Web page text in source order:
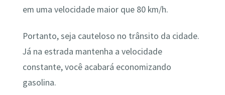
em uma velocidade maior que 80 km/h.
Portanto, seja cauteloso no trânsito da cidade.
Já na estrada mantenha a velocidade
constante, você acabará economizando
gasolina.